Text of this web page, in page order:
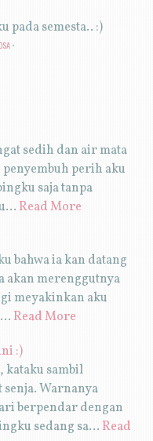
pada semesta.. :)
sedih dan air mata
perih aku
saja tanpa
Read More
bahwa ia kan datang
akan merenggutnya
meyakinkan aku
Read More
:)
sambil
Warnanya
berpendar dengan
sedang sa… Read